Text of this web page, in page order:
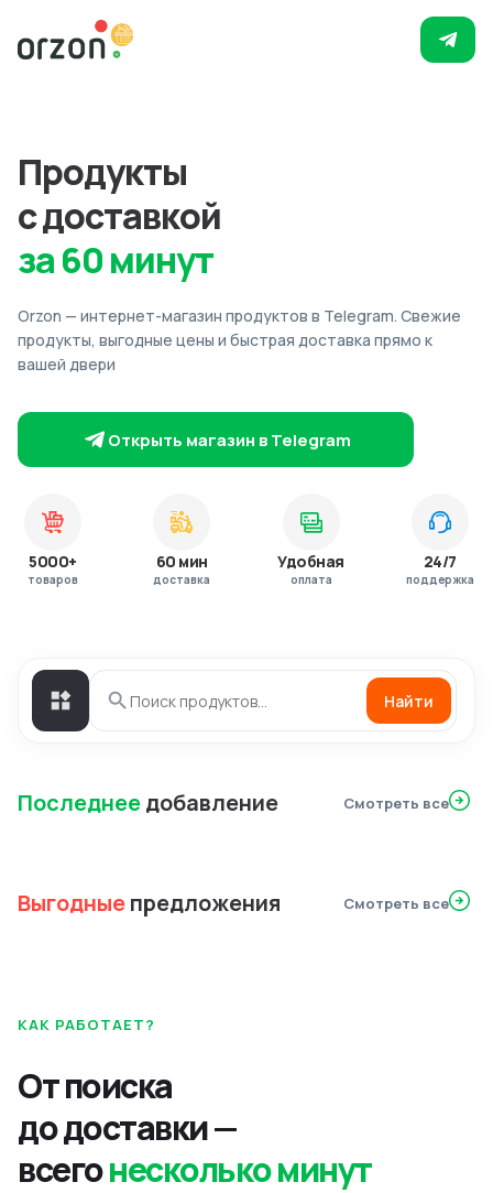
Продукты
с доставкой
за 60 минут
Orzon — интернет-магазин продуктов в Telegram. Свежие
продукты, выгодные цены и быстрая доставка прямо к
вашей двери
Открыть магазин в Telegram
5000+
товаров
60 мин
доставка
Удобная
оплата
24/7
поддержка
Найти
Последнеедобавление Смотреть все
Выгодныепредложения Смотреть все
КАК РАБОТАЕТ?
От поиска
до доставки —
всегонесколько минут